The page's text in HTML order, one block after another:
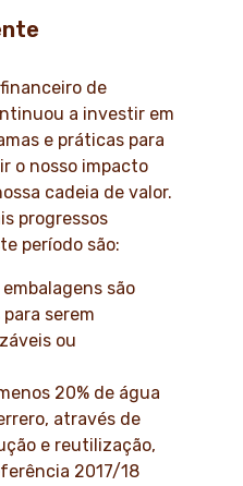
de
a investir em
e práticas para
o nosso impacto
cadeia de valor.
progressos
período são:
são
serem
ou
20% de água
através de
e reutilização,
2017/18